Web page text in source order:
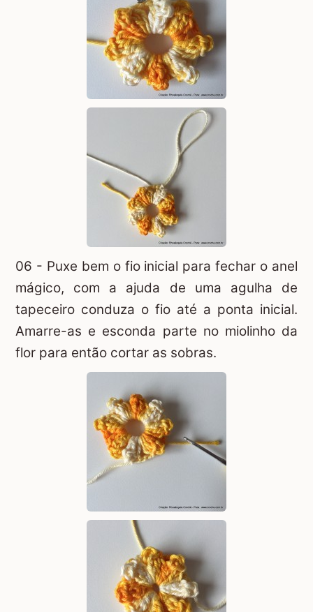
06 - Puxe bem o fio inicial para fechar o anel
mágico, com a ajuda de uma agulha de
tapeceiro conduza o fio até a ponta inicial.
Amarre-as e esconda parte no miolinho da
flor para então cortar as sobras.